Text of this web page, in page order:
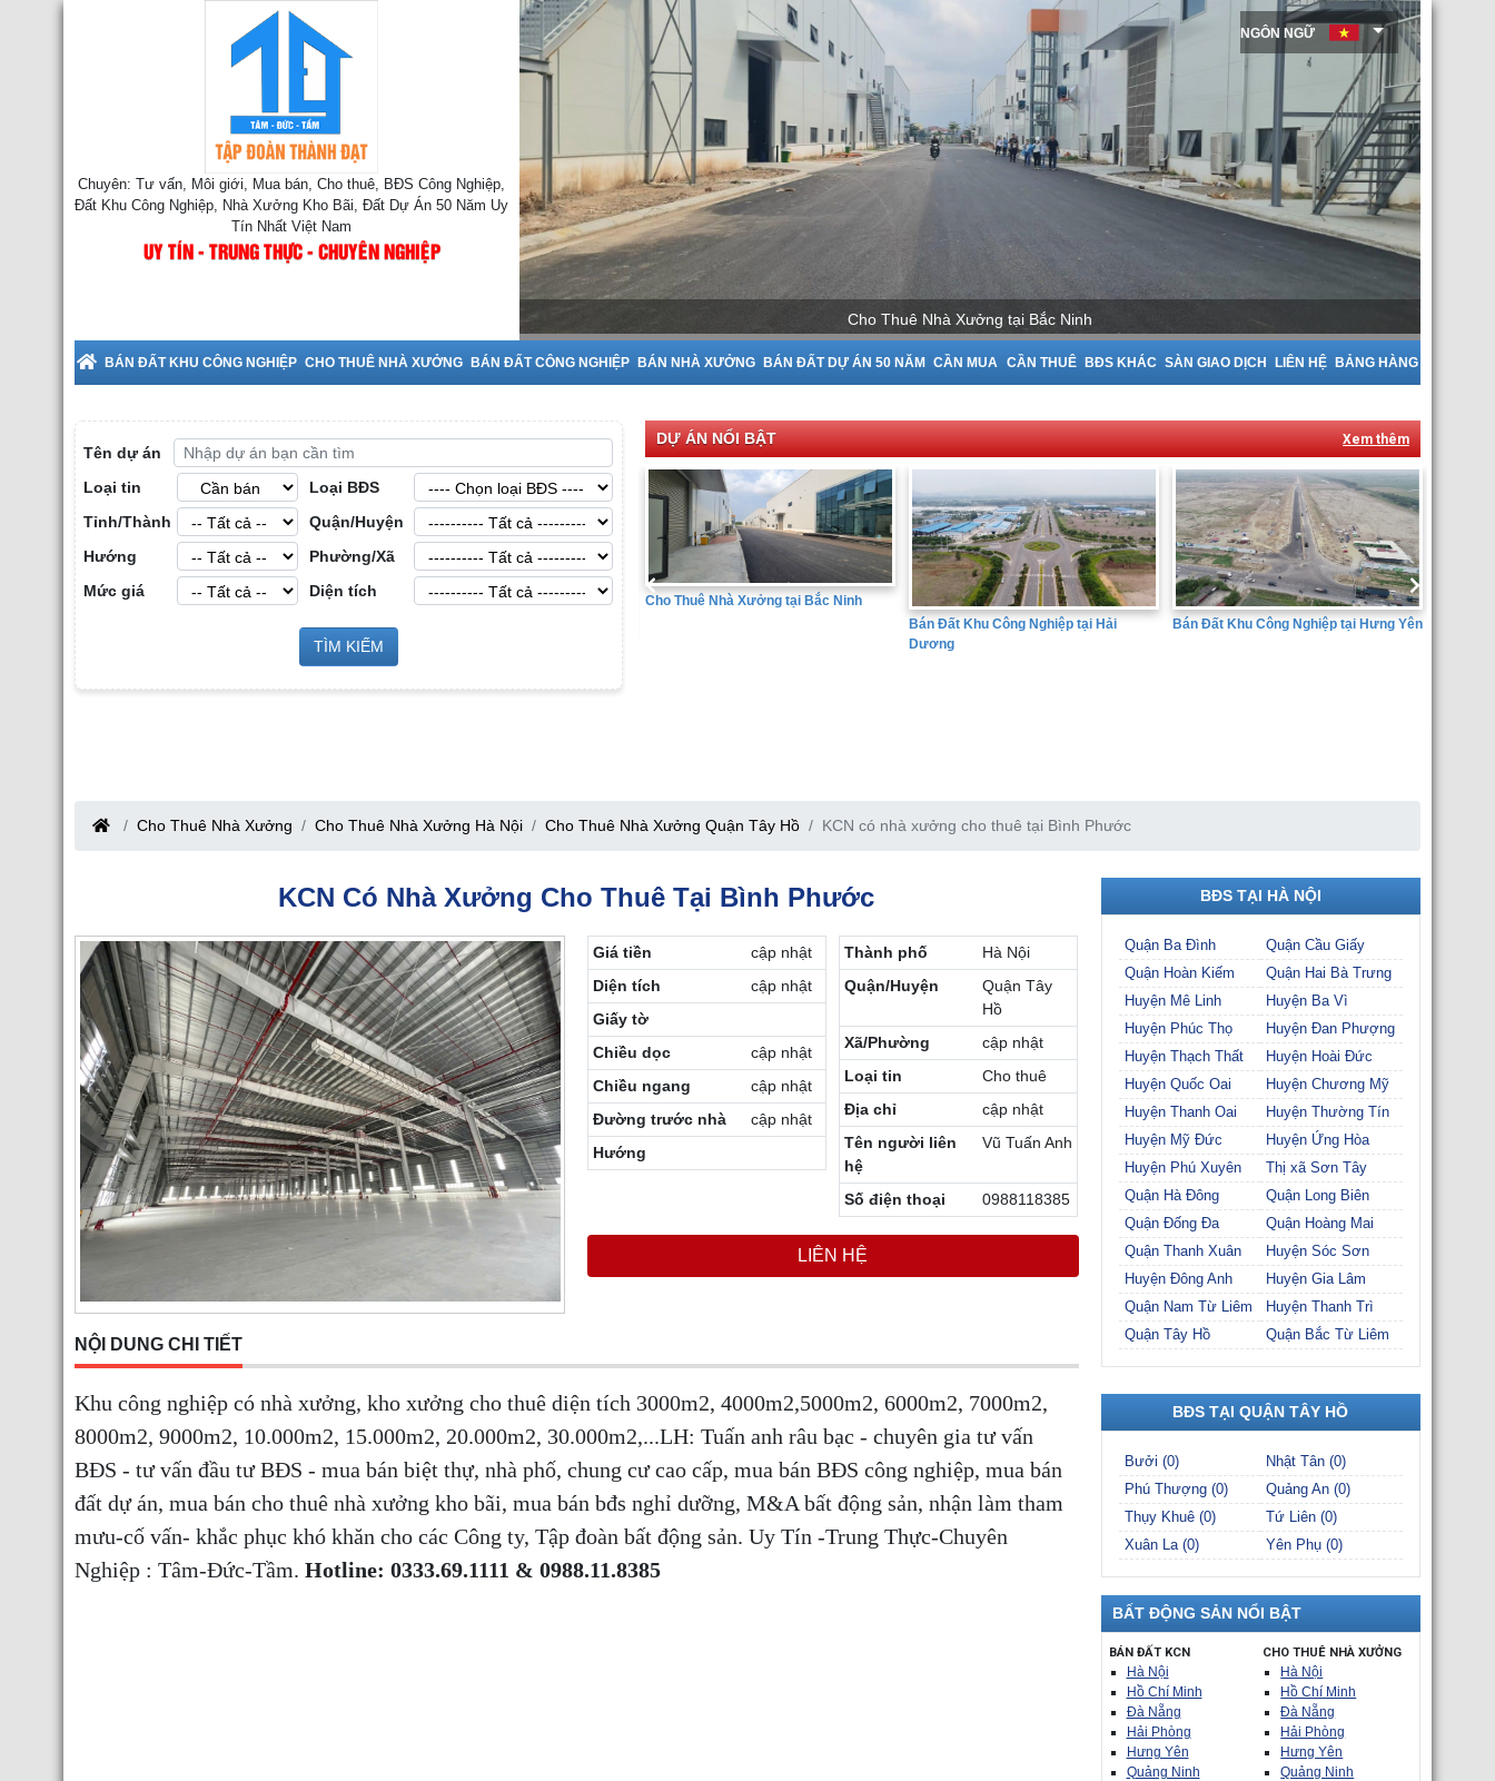
Chuyên: Tư vấn, Môi giới, Mua bán, Cho thuê, BĐS Công Nghiệp,
Đất Khu Công Nghiệp, Nhà Xưởng Kho Bãi, Đất Dự Án 50 Năm Uy
Tín Nhất Việt Nam
UY TÍN - TRUNG THỰC - CHUYÊN NGHIỆP
Cho Thuê Nhà Xưởng tại Bắc Giang
BÁN ĐẤT KHU CÔNG NGHIỆP CHO THUÊ NHÀ XƯỞNG BÁN ĐẤT CÔNG NGHIỆP BÁN NHÀ XƯỞNG BÁN ĐẤT DỰ ÁN 50 NĂM CẦN MUA CẦN THUÊ BĐS KHÁC SÀN GIAO DỊCH LIÊN HỆ BẢNG HÀNG
NGÔN NGỮ
Tên dự án
Loại tin
Loại BĐS
Tỉnh/Thành
Quận/Huyện
Hướng
Phường/Xã
Mức giá
Diện tích
TÌM KIẾM
DỰ ÁN NỔI BẬT Xem thêm
Sản Công
Cho Thuê Nhà Xưởng tại Hưng Yên
Cho Thuê Nhà Xưởng tại Bắc Ninh
Bán Đất Khu Công Nghiệp tại Hưng Yên
Cho Thuê Nhà Xưởng Cho Thuê Nhà Xưởng Hà Nội Cho Thuê Nhà Xưởng Quận Tây Hồ KCN có nhà xưởng cho thuê tại Bình Phước
KCN Có Nhà Xưởng Cho Thuê Tại Bình Phước
Giá tiền
cập nhật
Diện tích
cập nhật
Giấy tờ
Chiều dọc
cập nhật
Chiều ngang
cập nhật
Đường trước nhà
cập nhật
Hướng
Thành phố
Hà Nội
Quận/Huyện
Quận Tây
Hồ
Xã/Phường
cập nhật
Loại tin
Cho thuê
Địa chỉ
cập nhật
Tên người liên
hệ
Vũ Tuấn Anh
Số điện thoại 0988118385
LIÊN HỆ
NỘI DUNG CHI TIẾT
Khu công nghiệp có nhà xưởng, kho xưởng cho thuê diện tích 3000m2, 4000m2,5000m2, 6000m2, 7000m2,
8000m2, 9000m2, 10.000m2, 15.000m2, 20.000m2, 30.000m2,...LH: Tuấn anh râu bạc - chuyên gia tư vấn
BĐS - tư vấn đầu tư BĐS - mua bán biệt thự, nhà phố, chung cư cao cấp, mua bán BĐS công nghiệp, mua bán
đất dự án, mua bán cho thuê nhà xưởng kho bãi, mua bán bđs nghỉ dưỡng, M&A bất động sản, nhận làm tham
mưu-cố vấn- khắc phục khó khăn cho các Công ty, Tập đoàn bất động sản. Uy Tín -Trung Thực-Chuyên
Nghiệp : Tâm-Đức-Tầm. Hotline: 0333.69.1111 & 0988.11.8385
BĐS TẠI HÀ NỘI
Quận Ba Đình
Quận Cầu Giấy
Quận Hoàn Kiếm
Quận Hai Bà Trưng
Huyện Mê Linh
Huyện Ba Vì
Huyện Phúc Thọ
Huyện Đan Phượng
Huyện Thạch Thất
Huyện Hoài Đức
Huyện Quốc Oai
Huyện Chương Mỹ
Huyện Thanh Oai
Huyện Thường Tín
Huyện Mỹ Đức
Huyện Ứng Hòa
Huyện Phú Xuyên
Thị xã Sơn Tây
Quận Hà Đông
Quận Long Biên
Quận Đống Đa
Quận Hoàng Mai
Quận Thanh Xuân
Huyện Sóc Sơn
Huyện Đông Anh
Huyện Gia Lâm
Quận Nam Từ Liêm
Huyện Thanh Trì
Quận Tây Hồ
Quận Bắc Từ Liêm
BĐS TẠI QUẬN TÂY HỒ
Bưởi (0)
Nhật Tân (0)
Phú Thượng (0)
Quảng An (0)
Thụy Khuê (0)
Tứ Liên (0)
Xuân La (0)
Yên Phụ (0)
BẤT ĐỘNG SẢN NỔI BẬT
BÁN ĐẤT KCN
Hà Nội
Hồ Chí Minh
Đà Nẵng
Hải Phòng
Hưng Yên
Quảng Ninh
CHO THUÊ NHÀ XƯỞNG
Hà Nội
Hồ Chí Minh
Đà Nẵng
Hải Phòng
Hưng Yên
Quảng Ninh